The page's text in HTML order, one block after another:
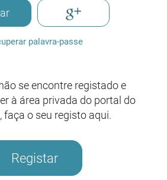
palavra-passe
se encontre registado e
à área privada do portal do
faça o seu registo aqui.
Registar